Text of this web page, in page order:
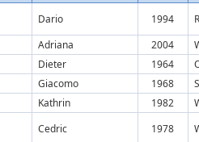
Dario 1994
Adriana 2004
Dieter 1964
Giacomo 1968
Kathrin 1982
Cedric 1978